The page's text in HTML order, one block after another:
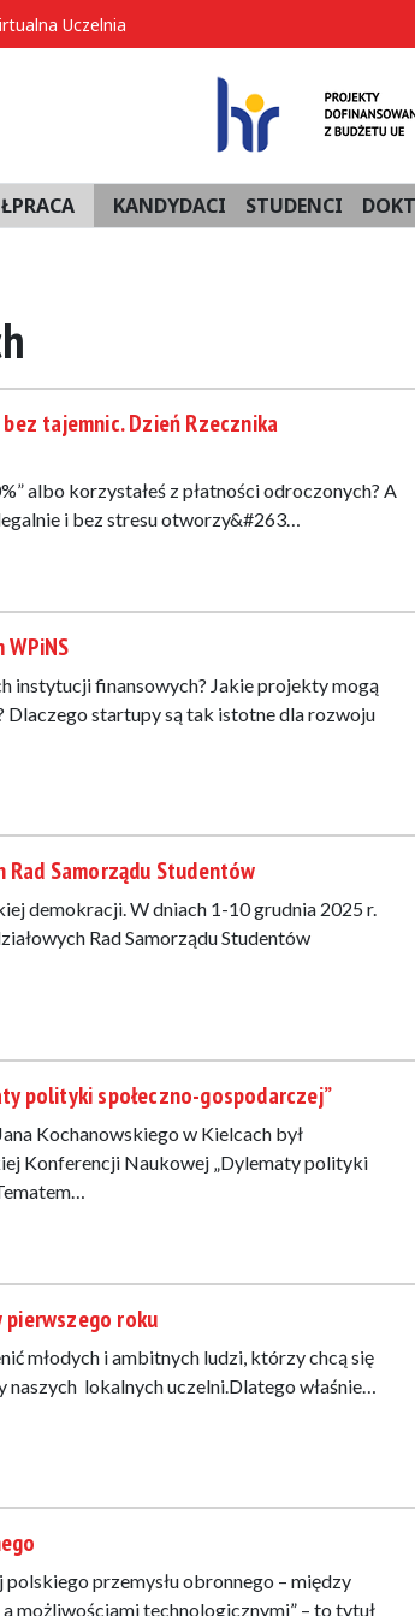
Uczelnia
KANDYDACI STUDENCI
tajemnic. Dzień Rzecznika
albo korzystałeś z płatności odroczonych? A
i bez stresu otworzy&#263…
instytucji finansowych? Jakie projekty mogą
Dlaczego startupy są tak istotne dla rozwoju
Rad Samorządu Studentów
demokracji. W dniach 1-10 grudnia 2025 r.
Rad Samorządu Studentów
polityki społeczno-gospodarczej”
Kochanowskiego w Kielcach był
Konferencji Naukowej „Dylematy polityki
roku
młodych i ambitnych ludzi, którzy chcą się
naszych lokalnych uczelni.Dlatego właśnie…
przemysłu obronnego – między
możliwościami technologicznymi” – to tytuł